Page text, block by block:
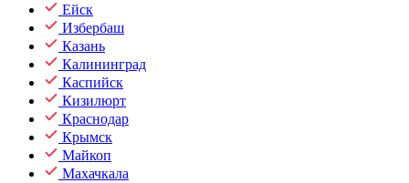
Ейск
Избербаш
Казань
Калининград
Каспийск
Кизилюрт
Краснодар
Крымск
Майкоп
Махачкала